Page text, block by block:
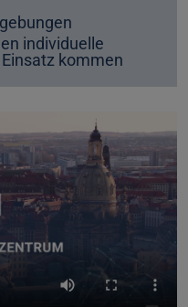
individuelle
kommen